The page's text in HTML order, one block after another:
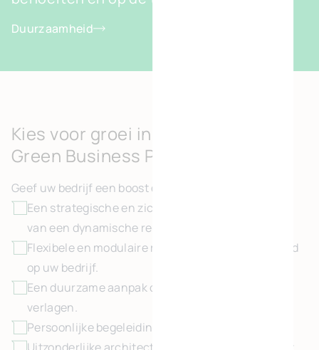
Duurzaamheid
Kies voor groei in het Kortessem
Green Business Park
Geef uw bedrijf een boost dankzij:
Een strategische en zichtbare locatie in het hart
van een dynamische regio.
Flexibele en modulaire ruimtes, perfect afgestemd
op uw bedrijf.
Een duurzame aanpak om de energiekosten te
verlagen.
Persoonlijke begeleiding op maat van uw bedrijf.